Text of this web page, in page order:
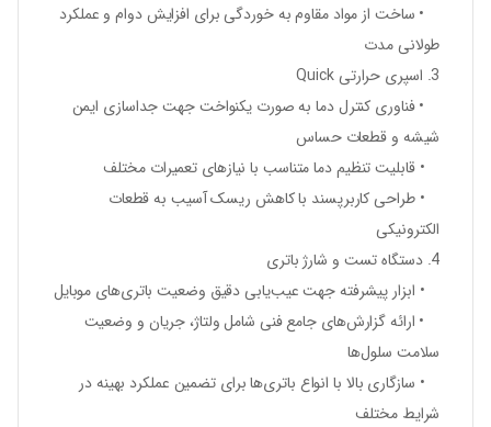
• ساخت از مواد مقاوم به خوردگی برای افزایش دوام و عملکرد
طولانی مدت
3. اسپری حرارتی Quick
• فناوری کنترل دما به صورت یکنواخت جهت جداسازی ایمن
شیشه و قطعات حساس
• قابلیت تنظیم دما متناسب با نیازهای تعمیرات مختلف
• طراحی کاربرپسند با کاهش ریسک آسیب به قطعات
الکترونیکی
4. دستگاه تست و شارژ باتری
• ابزار پیشرفته جهت عیب‌یابی دقیق وضعیت باتری‌های موبایل
• ارائه گزارش‌های جامع فنی شامل ولتاژ، جریان و وضعیت
سلامت سلول‌ها
• سازگاری بالا با انواع باتری‌ها برای تضمین عملکرد بهینه در
شرایط مختلف